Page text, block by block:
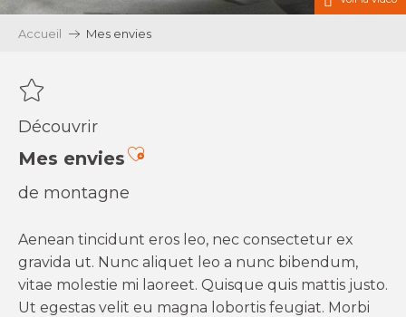
Accueil Mes envies
Découvrir
Mes enviesAjouter aux favoris
de montagne
Aenean tincidunt eros leo, nec consectetur ex
gravida ut. Nunc aliquet leo a nunc bibendum,
vitae molestie mi laoreet. Quisque quis mattis justo.
Ut egestas velit eu magna lobortis feugiat. Morbi